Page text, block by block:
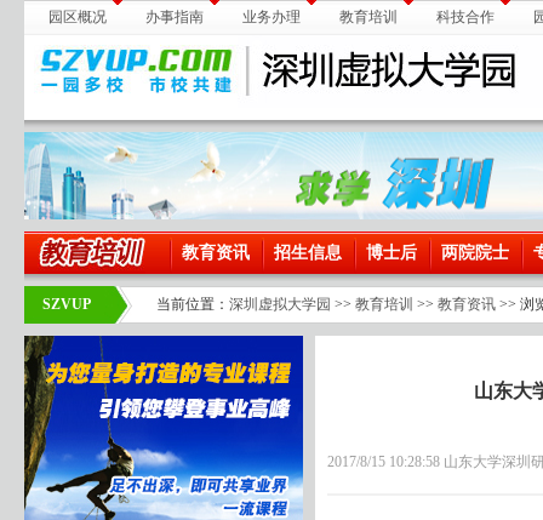
园区概况 办事指南 业务办理 教育培训 科技合作
教育资讯 招生信息 博士后 两院院士
SZVUP 当前位置： 深圳虚拟大学园 >> 教育培训 >> 教育资讯 >> 浏
山东大
2017/8/15 10:28:58 山东大学深圳